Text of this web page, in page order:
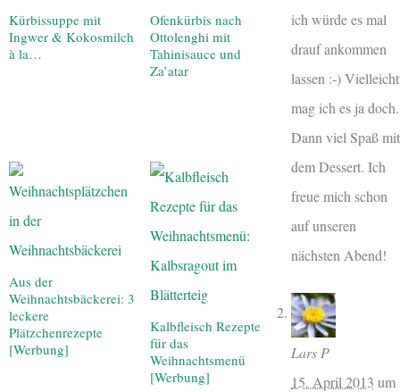
Kürbissuppe mit
Ingwer & Kokosmilch
à la…
Ofenkürbis nach
Ottolenghi mit
Tahinisauce und
Za’atar
Aus der
Weihnachtsbäckerei: 3
leckere
Plätzchenrezepte
[Werbung]
Kalbfleisch Rezepte
für das
Weihnachtsmenü
[Werbung]
ich würde es mal
drauf ankommen
lassen :-) Vielleicht
mag ich es ja doch.
Dann viel Spaß mit
dem Dessert. Ich
freue mich schon
auf unseren
nächsten Abend!
Lars P
15. April 2013 um